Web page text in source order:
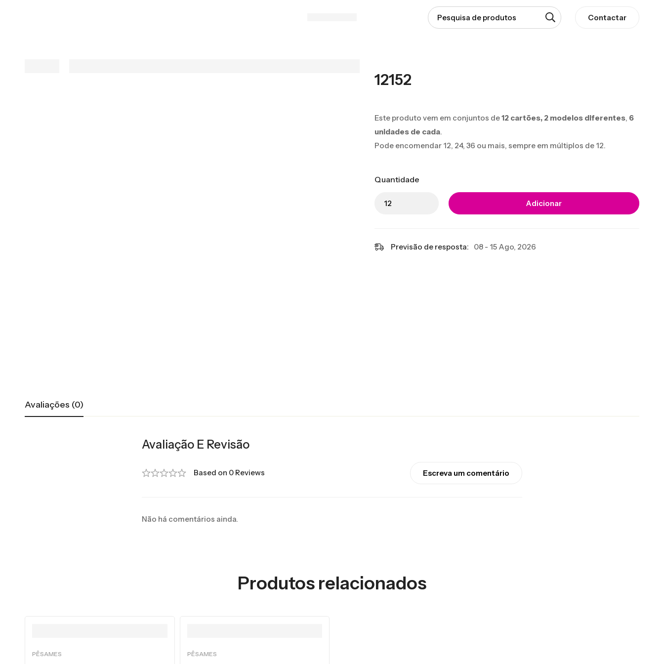
Contactar
12152
Este produto vem em conjuntos de12 cartões, 2 modelos diferentes, 6
unidades de cada.
Pode encomendar 12, 24, 36 ou mais, sempre em múltiplos de 12.
Quantidade
Adicionar
Previsão de resposta: 08 - 15 Ago, 2026
Avaliações (0)
Avaliação E Revisão
Based on 0 Reviews Escreva um comentário
Não há comentários ainda.
Produtos relacionados
PÊSAMES PÊSAMES